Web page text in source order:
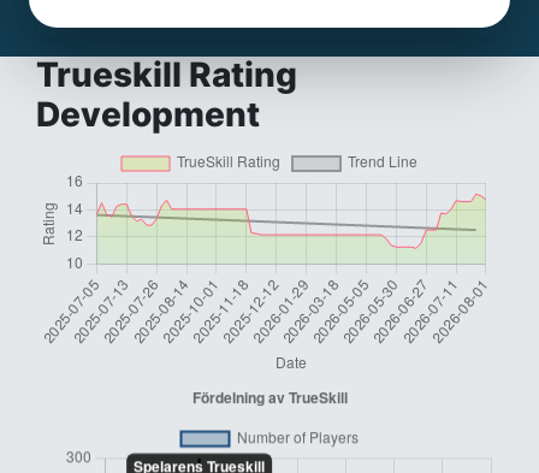
Trueskill Rating
Development